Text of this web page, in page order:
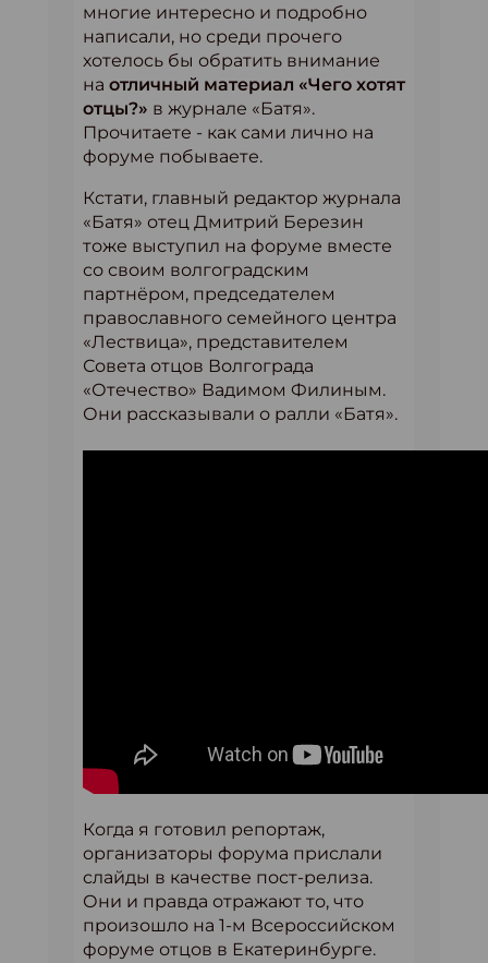
многие интересно и подробно
написали, но среди прочего
хотелось бы обратить внимание
на отличный материал «Чего хотят
отцы?» в журнале «Батя».
Прочитаете - как сами лично на
форуме побываете.
Кстати, главный редактор журнала
«Батя» отец Дмитрий Березин
тоже выступил на форуме вместе
со своим волгоградским
партнёром, председателем
православного семейного центра
«Лествица», представителем
Совета отцов Волгограда
«Отечество» Вадимом Филиным.
Они рассказывали о ралли «Батя».
Когда я готовил репортаж,
организаторы форума прислали
слайды в качестве пост-релиза.
Они и правда отражают то, что
произошло на 1-м Всероссийском
форуме отцов в Екатеринбурге.